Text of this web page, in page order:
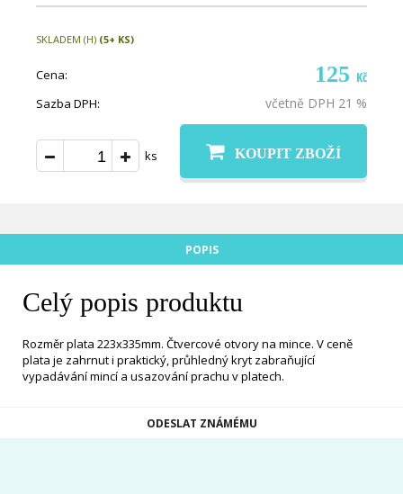
SKLADEM (H) (5+ KS)
Cena: 125 Kč
Sazba DPH: včetně DPH 21 %
ks KOUPIT ZBOŽÍ
POPIS
Celý popis produktu
Rozměr plata 223x335mm. Čtvercové otvory na mince. V ceně
plata je zahrnut i praktický, průhledný kryt zabraňující
vypadávání mincí a usazování prachu v platech.
ODESLAT ZNÁMÉMU